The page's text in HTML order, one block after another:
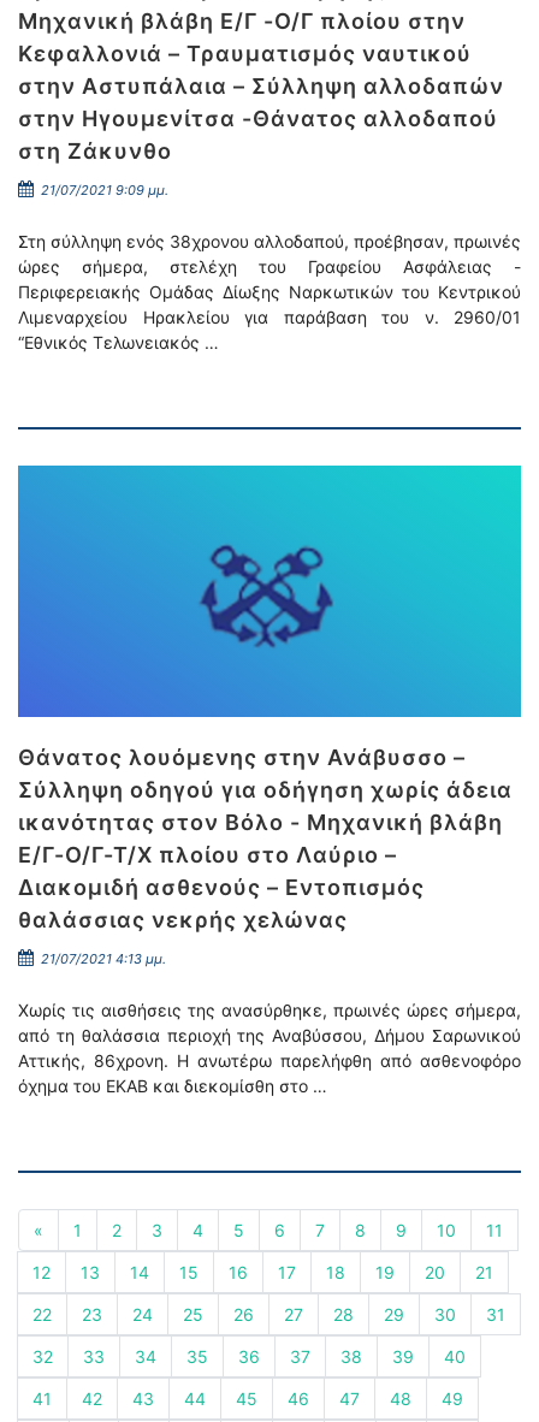
Μηχανική βλάβη Ε/Γ -Ο/Γ πλοίου στην
Κεφαλλονιά – Τραυματισμός ναυτικού
στην Αστυπάλαια – Σύλληψη αλλοδαπών
στην Ηγουμενίτσα -Θάνατος αλλοδαπού
στη Ζάκυνθο
21/07/2021 9:09 μμ.
Στη σύλληψη ενός 38χρονου αλλοδαπού, προέβησαν, πρωινές
ώρες σήμερα, στελέχη του Γραφείου Ασφάλειας -
Περιφερειακής Ομάδας Δίωξης Ναρκωτικών του Κεντρικού
Λιμεναρχείου Ηρακλείου για παράβαση του ν. 2960/01
“Εθνικός Τελωνειακός …
Θάνατος λουόμενης στην Ανάβυσσο –
Σύλληψη οδηγού για οδήγηση χωρίς άδεια
ικανότητας στον Βόλο - Μηχανική βλάβη
Ε/Γ-Ο/Γ-Τ/Χ πλοίου στο Λαύριο –
Διακομιδή ασθενούς – Εντοπισμός
θαλάσσιας νεκρής χελώνας
21/07/2021 4:13 μμ.
Χωρίς τις αισθήσεις της ανασύρθηκε, πρωινές ώρες σήμερα,
από τη θαλάσσια περιοχή της Αναβύσσου, Δήμου Σαρωνικού
Αττικής, 86χρονη. Η ανωτέρω παρελήφθη από ασθενοφόρο
όχημα του ΕΚΑΒ και διεκομίσθη στο …
« 1 2 3 4 5 6 7 8 9 10 11
12 13 14 15 16 17 18 19 20 21
22 23 24 25 26 27 28 29 30 31
32 33 34 35 36 37 38 39 40
41 42 43 44 45 46 47 48 49